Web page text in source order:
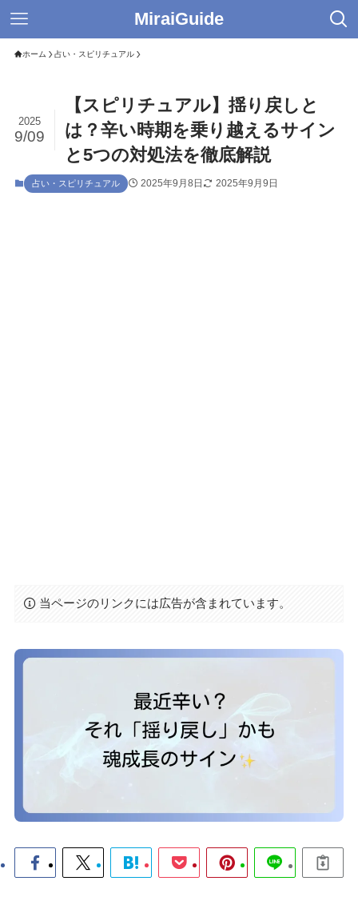
MiraiGuide
ホーム 占い・スピリチュアル
【スピリチュアル】揺り戻しと
は？辛い時期を乗り越えるサイン
と5つの対処法を徹底解説
2025
9/09
占い・スピリチュアル 2025年9月8日 2025年9月9日
当ページのリンクには広告が含まれています。